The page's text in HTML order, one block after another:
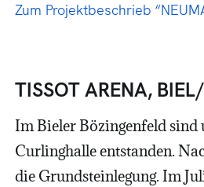
Zum Projektbeschrieb
TISSOT ARENA,
Im Bieler Bözingenfeld sind
Curlinghalle entstanden.
die Grundsteinlegung. Im